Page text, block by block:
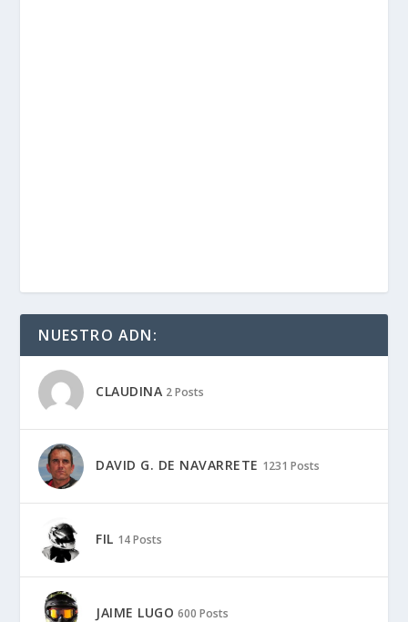
NUESTRO ADN:
CLAUDINA 2 Posts
DAVID G. DE NAVARRETE 1231 Posts
FIL 14 Posts
JAIME LUGO 600 Posts